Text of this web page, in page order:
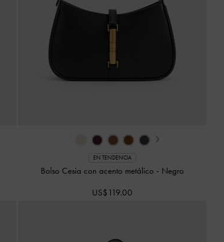
›
EN TENDENCIA
Bolso Cesia con acento metálico - Negro
US$119.00